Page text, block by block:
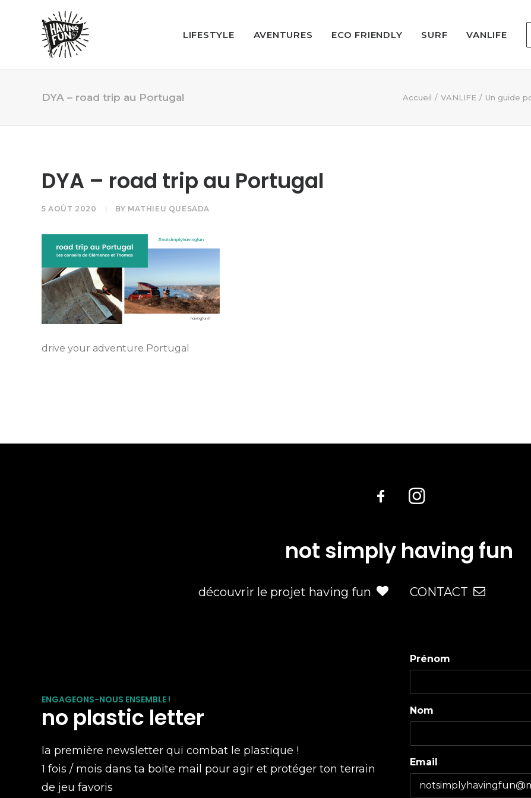
LIFESTYLE AVENTURES ECO FRIENDLY SURF VANLIFE
DYA – road trip au Portugal Accueil VANLIFE Un guide
DYA – road trip au Portugal
5 AOÛT 2020 | BY MATHIEU QUESADA
drive your adventure Portugal
not simply having fun
découvrir le projet having fun CONTACT
ENGAGEONS-NOUS ENSEMBLE !
no plastic letter
la première newsletter qui combat le plastique !
1 fois / mois dans ta boite mail pour agir et protéger ton terrain
de jeu favoris
Prénom
Nom
Email